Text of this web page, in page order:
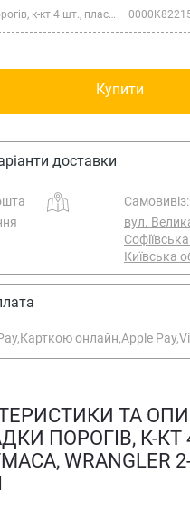
Накладки порогів, к-кт 4 шт., пластмаса, Wrangler 2-х рядна версія
Купити
доставки
Самовивіз:
вул.
Київська
Карткою онлайн,Apple Pay,
ТА
ПОРОГІВ, К-КТ
WRANGLER